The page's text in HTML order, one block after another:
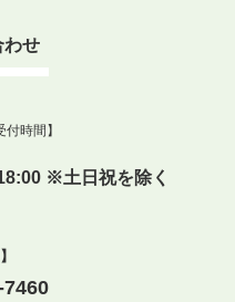
わせ
付時間】
※土日祝を除く